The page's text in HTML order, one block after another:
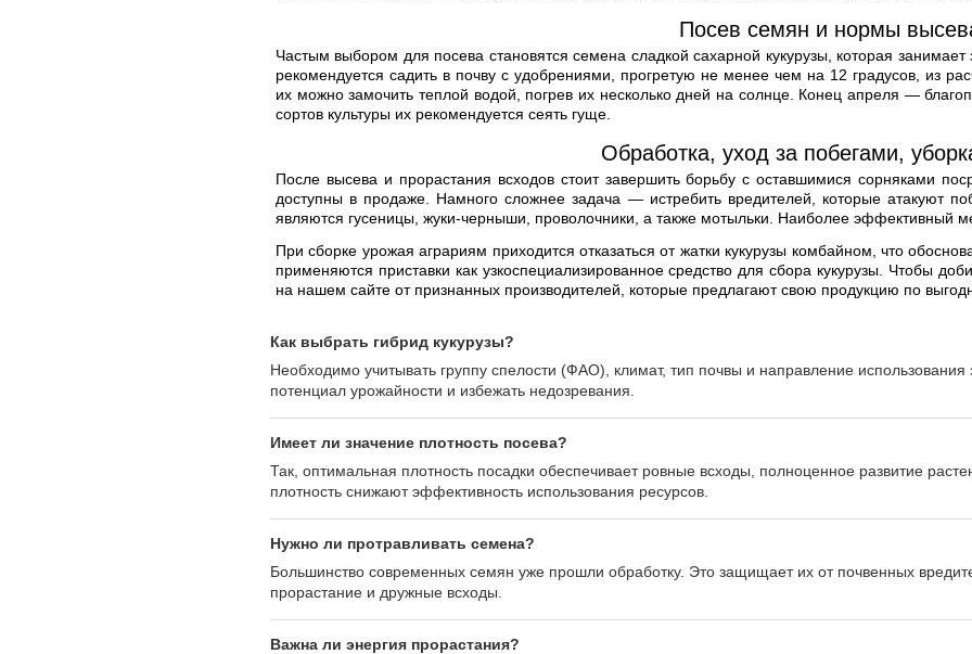
Посев семян и нормы
Частым выбором для посева становятся семена сладкой сахарной кукурузы, которая
рекомендуется садить в почву с удобрениями, прогретую не менее чем на 12 градусов, из
их можно замочить теплой водой, погрев их несколько дней на солнце. Конец апреля —
сортов культуры их рекомендуется сеять гуще.
Обработка, уход за побегами,
После высева и прорастания всходов стоит завершить борьбу с оставшимися сорняками
доступны в продаже. Намного сложнее задача — истребить вредителей, которые атакуют
являются гусеницы, жуки-черныши, проволочники, а также мотыльки. Наиболее эффективный
При сборке урожая аграриям приходится отказаться от жатки кукурузы комбайном, что
применяются приставки как узкоспециализированное средство для сбора кукурузы. Чтобы
на нашем сайте от признанных производителей, которые предлагают свою продукцию по
Как выбрать гибрид кукурузы?
Необходимо учитывать группу спелости (ФАО), климат, тип почвы и направление
потенциал урожайности и избежать недозревания.
Имеет ли значение плотность посева?
Так, оптимальная плотность посадки обеспечивает ровные всходы, полноценное развитие
плотность снижают эффективность использования ресурсов.
Нужно ли протравливать семена?
Большинство современных семян уже прошли обработку. Это защищает их от почвенных
прорастание и дружные всходы.
Важна ли энергия прорастания?